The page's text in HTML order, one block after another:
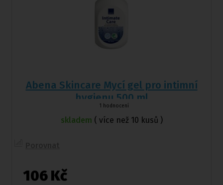
Abena Skincare Mycí gel pro intimní
hygienu 500 ml
1 hodnocení
skladem ( více než 10 kusů )
106 Kč